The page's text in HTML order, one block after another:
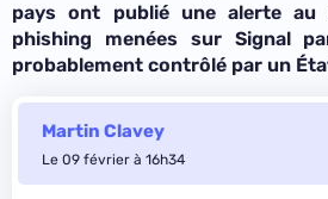
pays ont publié une alerte au
phishing menées sur Signal
probablement contrôlé par un
Martin Clavey
Le 09 février à 16h34